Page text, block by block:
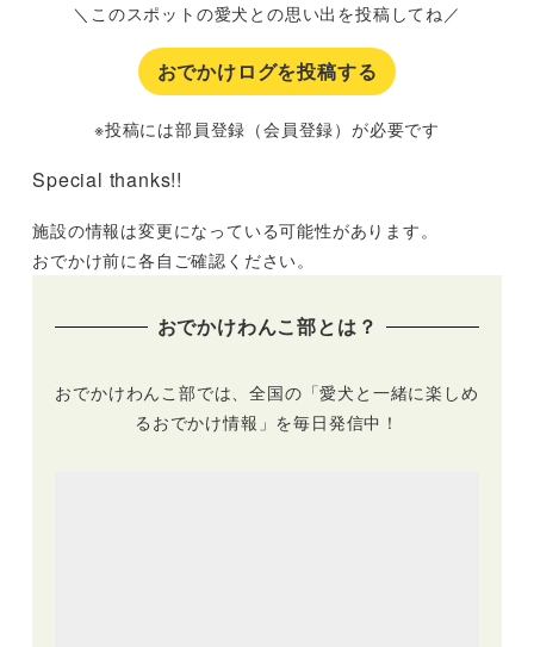
＼このスポットの愛犬との思い出を投稿してね／
おでかけログを投稿する
※投稿には部員登録（会員登録）が必要です
Special thanks!!
施設の情報は変更になっている可能性があります。
おでかけ前に各自ご確認ください。
おでかけわんこ部とは？
おでかけわんこ部では、全国の「愛犬と一緒に楽しめ
るおでかけ情報」を毎日発信中！